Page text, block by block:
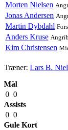
Morten Nielsen
Jonas Andersen
Martin Dybdahl
Anders Kruse
Kim Christensen
Træner: Lars B.
Mål
0 0
Assists
0 0
Gule Kort